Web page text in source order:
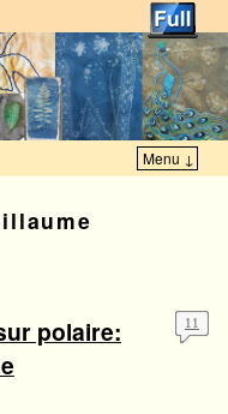
Menu ↓
polaire:
11